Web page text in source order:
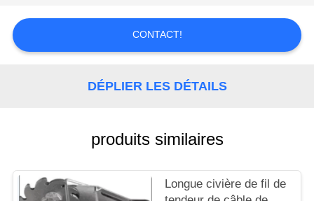
UNE
CITATION
PRIVACY
CONTACT!
DÉPLIER LES DÉTAILS
produits similaires
Longue civière de fil de